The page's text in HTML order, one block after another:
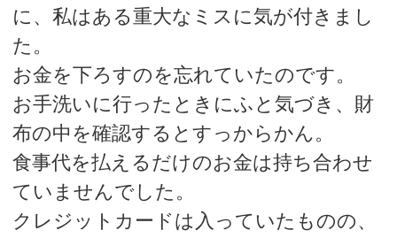
に、私はある重大なミスに気が付きまし
た。
お金を下ろすのを忘れていたのです。
お手洗いに行ったときにふと気づき、財
布の中を確認するとすっからかん。
食事代を払えるだけのお金は持ち合わせ
ていませんでした。
クレジットカードは入っていたものの、